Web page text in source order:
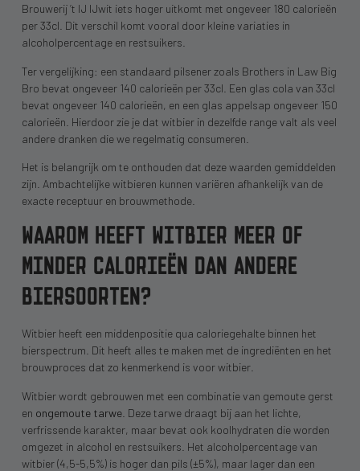
Brouwerij ’t IJ IJwit iets hoger uitkomt met ongeveer 180 calorieën
per 33cl. Dit verschil komt vooral door kleine variaties in
alcoholpercentage en restsuikers.
Ter vergelijking: een standaard pilsener zoals Brothers in Law Big
Bro bevat ongeveer 140 calorieën per 33cl. Een glas cola van 33cl
bevat ongeveer 140 calorieën, en een glas appelsap ongeveer 150
calorieën. Hierdoor zie je dat witbier in dezelfde range valt als veel
andere dranken die we regelmatig consumeren.
Het is belangrijk om te onthouden dat deze waarden gemiddelden
zijn. Ambachtelijke witbieren kunnen variëren afhankelijk van de
exacte receptuur en brouwmethode.
WAAROM HEEFT WITBIER MEER OF
MINDER CALORIEËN DAN ANDERE
BIERSOORTEN?
Witbier heeft een middenpositie qua caloriegehalte binnen het
bierspectrum. Dit heeft alles te maken met de ingrediënten en het
brouwproces dat zo kenmerkend is voor witbier.
Witbier wordt gebrouwen met een combinatie van gemoute gerst
en ongemoute tarwe. Deze tarwe draagt bij aan het lichte,
verfrissende karakter, maar bevat ook koolhydraten die worden
omgezet in alcohol en restsuikers. Het alcoholpercentage van
witbier (4,5-5,5%) is hoger dan pils (±5%), maar lager dan een